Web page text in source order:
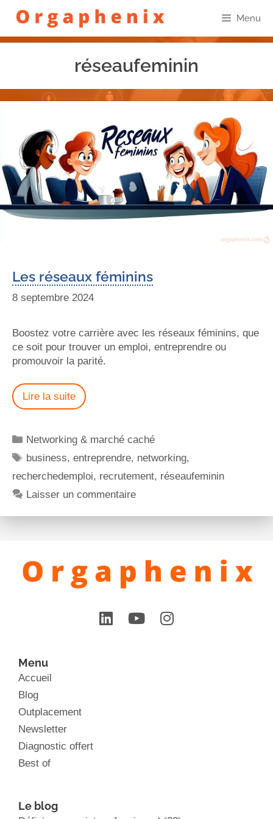
Menu
réseaufeminin
Les réseaux féminins
8 septembre 2024
Boostez votre carrière avec les réseaux féminins, que
ce soit pour trouver un emploi, entreprendre ou
promouvoir la parité.
Lire la suite
Networking & marché caché
business,entreprendre, networking,
recherchedemploi, recrutement, réseaufeminin
Laisser un commentaire
Menu
Accueil
Blog
Outplacement
Newsletter
Diagnostic offert
Best of
Le blog